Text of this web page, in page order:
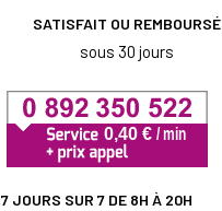
SATISFAIT OU REMBOURSÉ
sous 30 jours
7 JOURS SUR 7 DE 8H À 20H